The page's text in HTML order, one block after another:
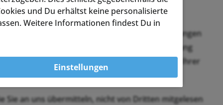
vertraulicher Inhalte, wie zum Beispiel Bestellungen
Verschlüsselung. Eine verschlüsselte Verbindung
” wechselt und an dem Schloss-Symbol in Ihrer
Sie an uns übermitteln, nicht von Dritten mitgelesen
und Du erhältst keine personalisierte
Weitere Informationen findest Du in
Einstellungen